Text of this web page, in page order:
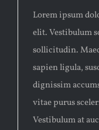
Lorem ipsum
elit. Vestibulum
sollicitudin.
sapien ligula,
dignissim
vitae purus
Vestibulum at